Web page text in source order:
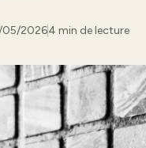
05/20264 min de lecture